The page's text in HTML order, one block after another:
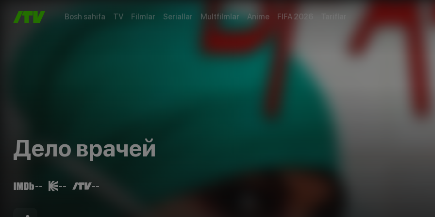
Bosh sahifa TV Filmlar Seriallar Multfilmlar Anime FIFA 2026
Дело врачей
-- -- --